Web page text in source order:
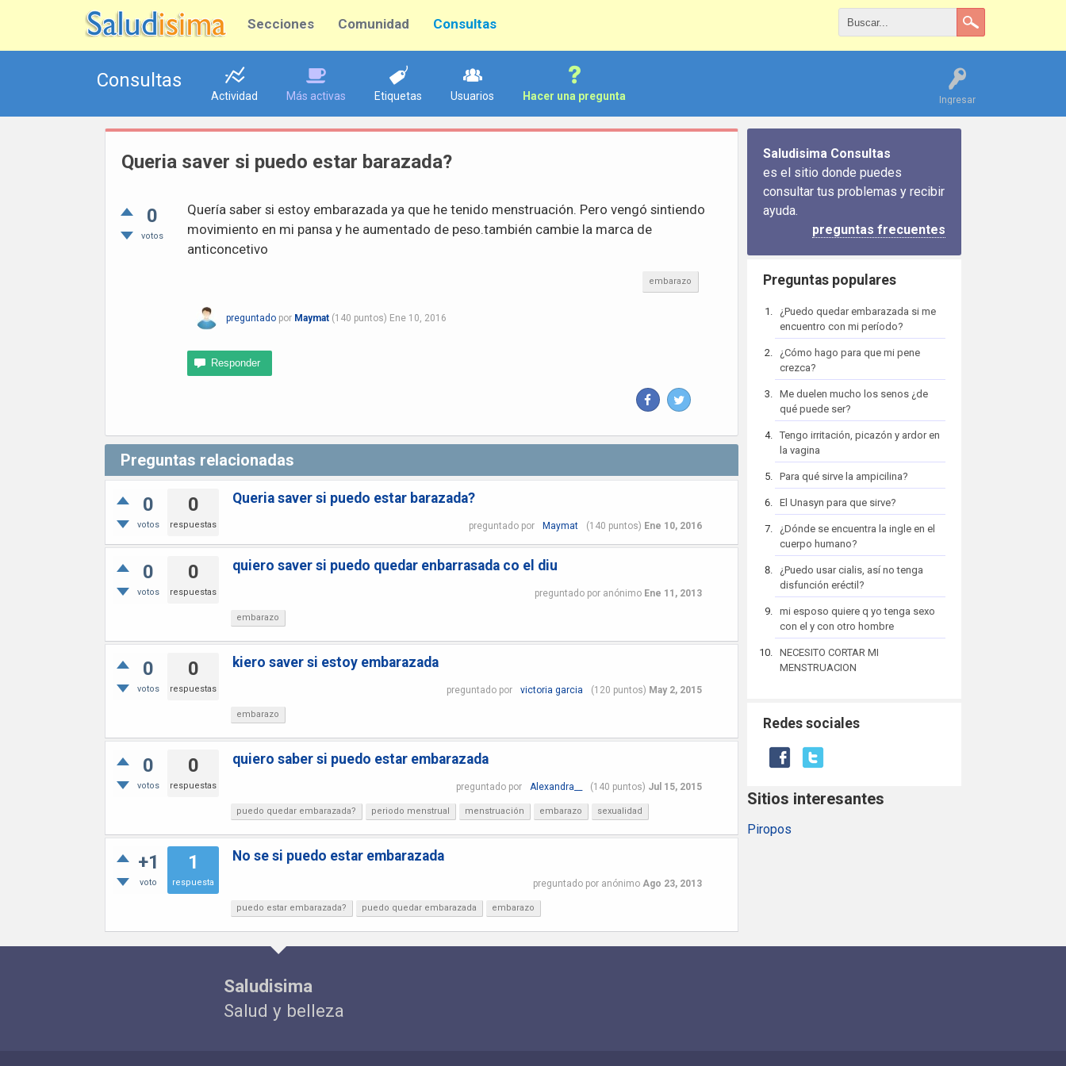
Secciones Comunidad Consultas
Ingresar
Consultas
Actividad Más activas Etiquetas Usuarios Hacer una pregunta
Queria saver si puedo estar barazada?
0
votos
Quería saber si estoy embarazada ya que he tenido menstruación. Pero vengó sintiendo
movimiento en mi pansa y he aumentado de peso.también cambie la marca de
anticoncetivo
embarazo
preguntado por Maymat (140 puntos) Ene 10, 2016
Preguntas relacionadas
0
votos
0
respuestas
Queria saver si puedo estar barazada?
preguntado por Maymat (140 puntos) Ene 10, 2016
0
votos
0
respuestas
quiero saver si puedo quedar enbarrasada co el diu
preguntado por anónimo Ene 11, 2013
embarazo
0
votos
0
respuestas
kiero saver si estoy embarazada
preguntado por victoria garcia (120 puntos) May 2, 2015
embarazo
0
votos
0
respuestas
quiero saber si puedo estar embarazada
preguntado por Alexandra__ (140 puntos) Jul 15, 2015
puedo quedar embarazada? periodo menstrual menstruación embarazo sexualidad
+1
voto
1
respuesta
No se si puedo estar embarazada
preguntado por anónimo Ago 23, 2013
puedo estar embarazada? puedo quedar embarazada embarazo
Saludisima Consultas
es el sitio donde puedes
consultar tus problemas y recibir
ayuda.
preguntas frecuentes
Preguntas populares
¿Puedo quedar embarazada si me
encuentro con mi período?
¿Cómo hago para que mi pene
crezca?
Me duelen mucho los senos ¿de
qué puede ser?
Tengo irritación, picazón y ardor en
la vagina
Para qué sirve la ampicilina?
El Unasyn para que sirve?
¿Dónde se encuentra la ingle en el
cuerpo humano?
¿Puedo usar cialis, así no tenga
disfunción eréctil?
mi esposo quiere q yo tenga sexo
con el y con otro hombre
NECESITO CORTAR MI
MENSTRUACION
Redes sociales
Sitios interesantes
Piropos
Saludisima
Salud y belleza